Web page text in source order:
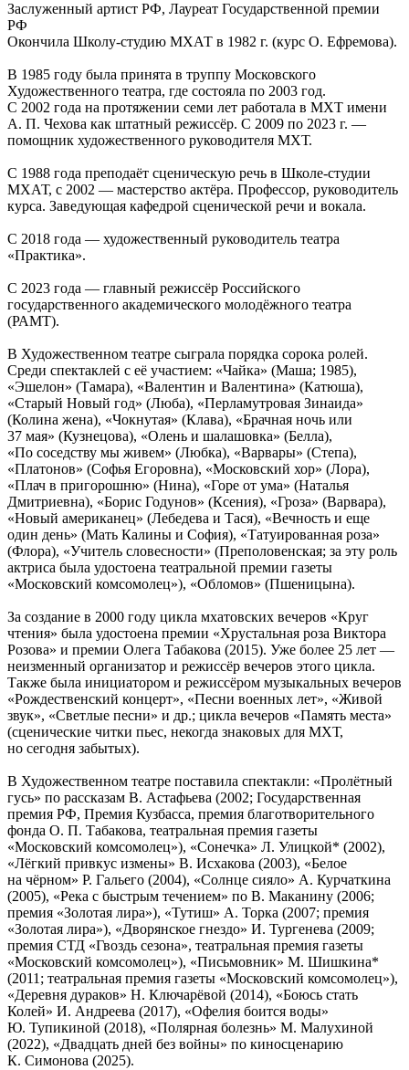
Заслуженный артист РФ, Лауреат Государственной премии
РФ
Окончила Школу-студию МХАТ в 1982 г. (курс О. Ефремова).
В 1985 году была принята в труппу Московского
Художественного театра, где состояла по 2003 год.
С 2002 года на протяжении семи лет работала в МХТ имени
А. П. Чехова как штатный режиссёр. С 2009 по 2023 г. —
помощник художественного руководителя МХТ.
С 1988 года преподаёт сценическую речь в Школе-студии
МХАТ, с 2002 — мастерство актёра. Профессор, руководитель
курса. Заведующая кафедрой сценической речи и вокала.
С 2018 года — художественный руководитель театра
«Практика».
C 2023 года — главный режиссёр Российского
государственного академического молодёжного театра
(РАМТ).
В Художественном театре сыграла порядка сорока ролей.
Среди спектаклей с её участием: «Чайка» (Маша; 1985),
«Эшелон» (Тамара), «Валентин и Валентина» (Катюша),
«Старый Новый год» (Люба), «Перламутровая Зинаида»
(Колина жена), «Чокнутая» (Клава), «Брачная ночь или
37 мая» (Кузнецова), «Олень и шалашовка» (Белла),
«По соседству мы живем» (Любка), «Варвары» (Степа),
«Платонов» (Софья Егоровна), «Московский хор» (Лора),
«Плач в пригорошню» (Нина), «Горе от ума» (Наталья
Дмитриевна), «Борис Годунов» (Ксения), «Гроза» (Варвара),
«Новый американец» (Лебедева и Тася), «Вечность и еще
один день» (Мать Калины и София), «Татуированная роза»
(Флора), «Учитель словесности» (Преполовенская; за эту роль
актриса была удостоена театральной премии газеты
«Московский комсомолец»), «Обломов» (Пшеницына).
За создание в 2000 году цикла мхатовских вечеров «Круг
чтения» была удостоена премии «Хрустальная роза Виктора
Розова» и премии Олега Табакова (2015). Уже более 25 лет —
неизменный организатор и режиссёр вечеров этого цикла.
Также была инициатором и режиссёром музыкальных вечеров
«Рождественский концерт», «Песни военных лет», «Живой
звук», «Светлые песни» и др.; цикла вечеров «Память места»
(сценические читки пьес, некогда знаковых для МХТ,
но сегодня забытых).
В Художественном театре поставила спектакли: «Пролётный
гусь» по рассказам В. Астафьева (2002; Государственная
премия РФ, Премия Кузбасса, премия благотворительного
фонда О. П. Табакова, театральная премия газеты
«Московский комсомолец»), «Сонечка» Л. Улицкой* (2002),
«Лёгкий привкус измены» В. Исхакова (2003), «Белое
на чёрном» Р. Гальего (2004), «Солнце сияло» А. Курчаткина
(2005), «Река с быстрым течением» по В. Маканину (2006;
премия «Золотая лира»), «Тутиш» А. Торка (2007; премия
«Золотая лира»), «Дворянское гнездо» И. Тургенева (2009;
премия СТД «Гвоздь сезона», театральная премия газеты
«Московский комсомолец»), «Письмовник» М. Шишкина*
(2011; театральная премия газеты «Московский комсомолец»),
«Деревня дураков» Н. Ключарёвой (2014), «Боюсь стать
Колей» И. Андреева (2017), «Офелия боится воды»
Ю. Тупикиной (2018), «Полярная болезнь» М. Малухиной
(2022), «Двадцать дней без войны» по киносценарию
К. Симонова (2025).